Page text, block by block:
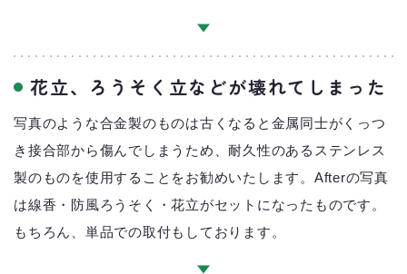
花立、ろうそく立などが壊れてしまった
写真のような合金製のものは古くなると金属同士がくっつ
き接合部から傷んでしまうため、耐久性のあるステンレス
製のものを使用することをお勧めいたします。Afterの写真
は線香・防風ろうそく・花立がセットになったものです。
もちろん、単品での取付もしております。